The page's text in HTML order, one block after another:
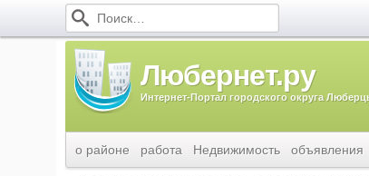
Любернет.ру
Интернет-Портал городского округа
о районе работа Недвижимость объявления